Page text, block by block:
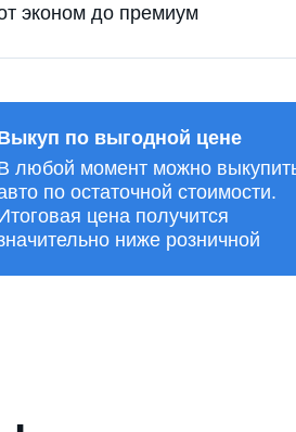
эконом до премиум
любой момент можно
по остаточной стоимости.
цена получится
ниже розничной
по выгодной цене